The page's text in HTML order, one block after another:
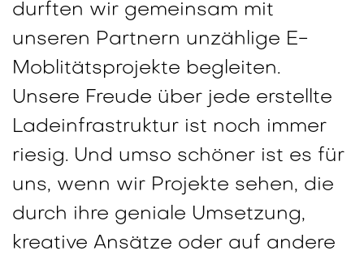
durften wir gemeinsam mit
unseren Partnern unzählige E-
Moblitätsprojekte begleiten.
Unsere Freude über jede erstellte
Ladeinfrastruktur ist noch immer
riesig. Und umso schöner ist es für
uns, wenn wir Projekte sehen, die
durch ihre geniale Umsetzung,
kreative Ansätze oder auf andere